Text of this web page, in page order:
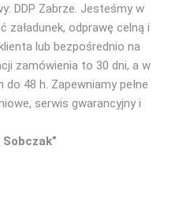
DDP Zabrze. Jesteśmy w
załadunek, odprawę celną i
lub bezpośrednio na
zamówienia to 30 dni, a w
48 h. Zapewniamy pełne
serwis gwarancyjny i
Sobczak”